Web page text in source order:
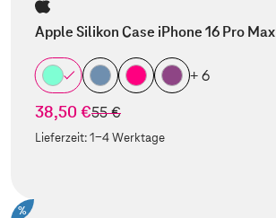
Apple Silikon Case iPhone 16 Pro Max
+ 6
38,50 €statt
55 €
Lieferzeit:1-4 Werktage
%